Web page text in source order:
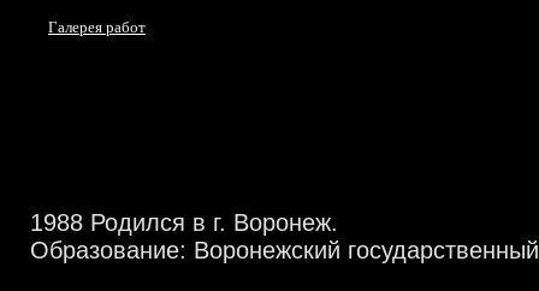
Галерея работ
1988 Родился в г. Воронеж.
Образование: Воронежский